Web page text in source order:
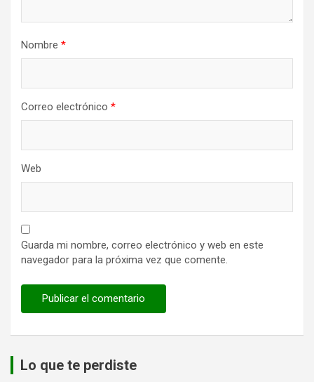
Nombre *
Correo electrónico *
Web
Guarda mi nombre, correo electrónico y web en este
navegador para la próxima vez que comente.
Lo que te perdiste